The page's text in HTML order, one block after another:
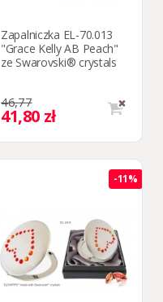
Zapalniczka EL-70.013
"Grace Kelly AB Peach"
ze Swarovski® crystals
46,77
41,80 zł
-11%